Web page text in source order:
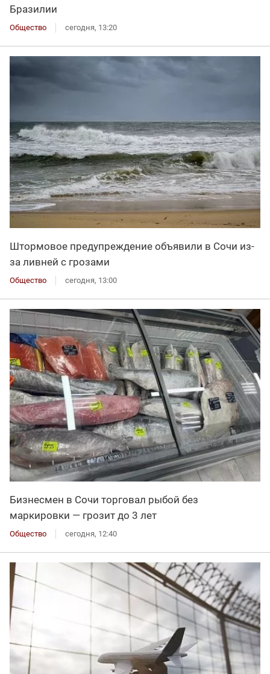
Бразилии
Общество сегодня, 13:20
Штормовое предупреждение объявили в Сочи из-
за ливней с грозами
Общество сегодня, 13:00
Бизнесмен в Сочи торговал рыбой без
маркировки — грозит до 3 лет
Общество сегодня, 12:40